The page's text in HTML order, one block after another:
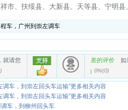
市、扶绥县、大新县、天等县、宁明县
车，广州到崇左调车
就请您
)
差的评价 如
0%(0)
车，到崇左回头车运输”更多相关内容
车，到崇左回头车运输”更多相关内容
车，到柳州回头车